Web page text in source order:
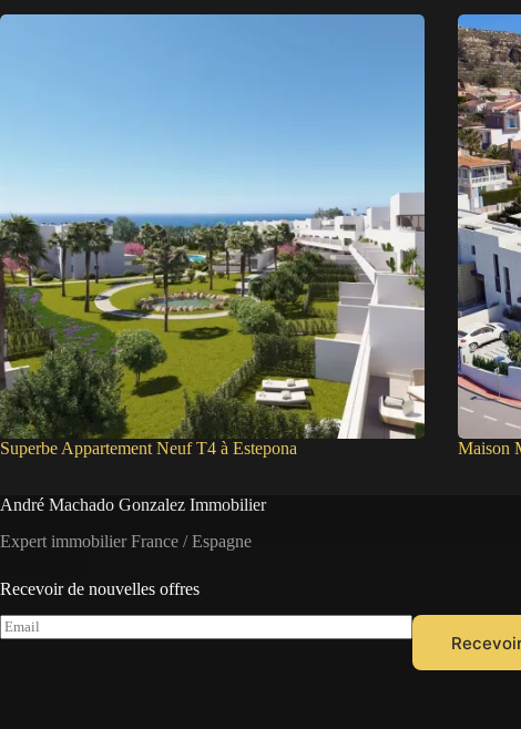
Superbe Appartement Neuf T4 à Estepona Maison
André Machado Gonzalez Immobilier
Expert immobilier France / Espagne
Recevoir de nouvelles offres
E
m